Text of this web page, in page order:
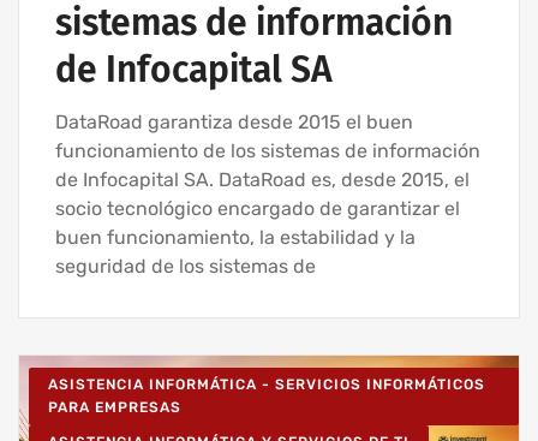
sistemas de información
de Infocapital SA
DataRoad garantiza desde 2015 el buen
funcionamiento de los sistemas de información
de Infocapital SA. DataRoad es, desde 2015, el
socio tecnológico encargado de garantizar el
buen funcionamiento, la estabilidad y la
seguridad de los sistemas de
ASISTENCIA INFORMÁTICA - SERVICIOS INFORMÁTICOS
PARA EMPRESAS